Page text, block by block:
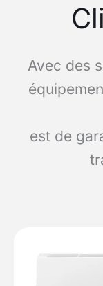
Avec des
est de